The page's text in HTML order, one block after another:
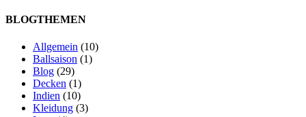
BLOGTHEMEN
Allgemein (10)
Ballsaison (1)
Blog (29)
Decken (1)
Indien (10)
Kleidung (3)